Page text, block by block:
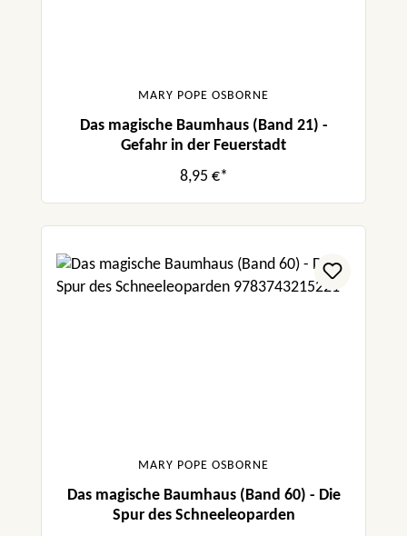
MARY POPE OSBORNE
Das magische Baumhaus (Band 21) -
Gefahr in der Feuerstadt
8,95 €*
MARY POPE OSBORNE
Das magische Baumhaus (Band 60) - Die
Spur des Schneeleoparden